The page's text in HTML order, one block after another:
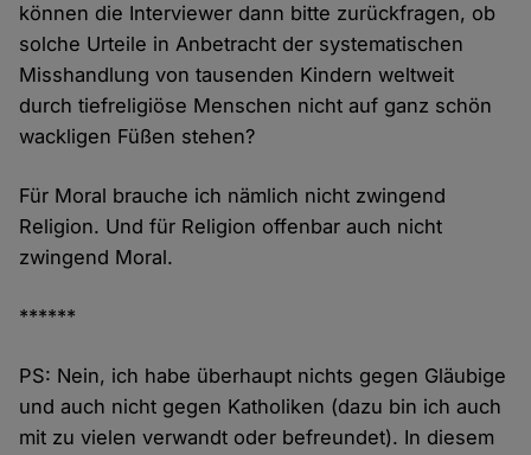
können die Interviewer dann bitte zurückfragen, ob
solche Urteile in Anbetracht der systematischen
Misshandlung von tausenden Kindern weltweit
durch tiefreligiöse Menschen nicht auf ganz schön
wackligen Füßen stehen?
Für Moral brauche ich nämlich nicht zwingend
Religion. Und für Religion offenbar auch nicht
zwingend Moral.
******
PS: Nein, ich habe überhaupt nichts gegen Gläubige
und auch nicht gegen Katholiken (dazu bin ich auch
mit zu vielen verwandt oder befreundet). In diesem